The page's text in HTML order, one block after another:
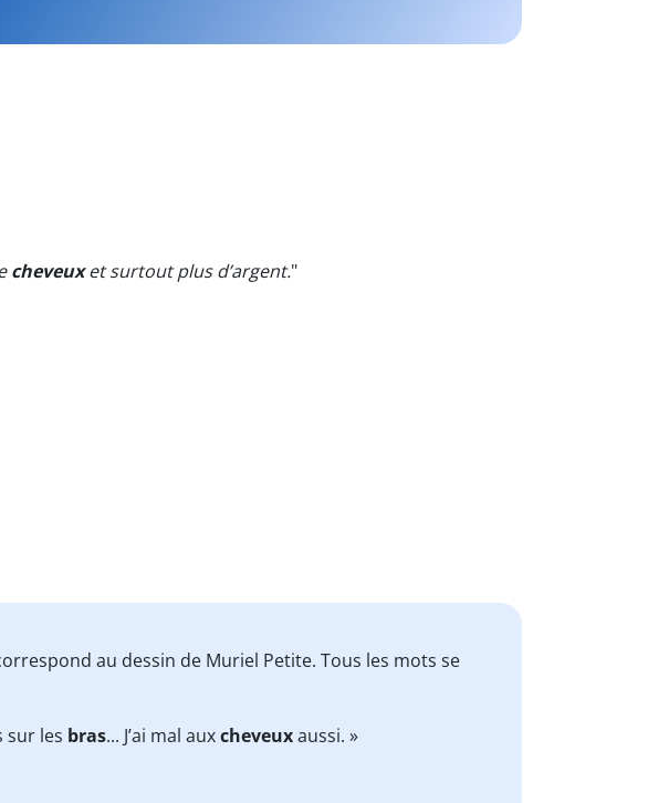
cheveuxet surtout plus d’argent."
au dessin de Muriel Petite. Tous les mots se
sur les bras... J’ai mal auxcheveuxaussi. »